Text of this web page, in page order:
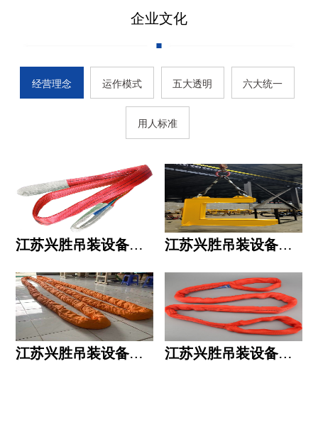
企业文化
经营理念 运作模式 五大透明 六大统一
用人标准
江苏兴胜吊装设备有限公司的用人标准 江苏兴胜吊装设备有限公司的六大统一
江苏兴胜吊装设备有限公司五大透明 江苏兴胜吊装设备有限公司运作模式